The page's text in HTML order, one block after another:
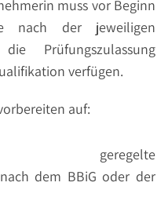
muss vor Beginn
nach der jeweiligen
Prüfungszulassung
verfügen.
auf:
geregelte
dem BBiG oder der